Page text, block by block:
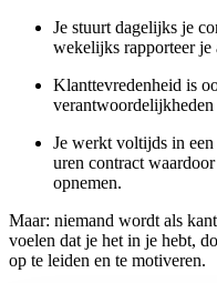
Je stuurt dagelijks je
wekelijks rapporteer je
Klanttevredenheid is
verantwoordelijkheden
Je werkt voltijds in
uren contract
opnemen.
Maar: niemand wordt als
voelen dat je het in je hebt,
op te leiden en te motiveren.